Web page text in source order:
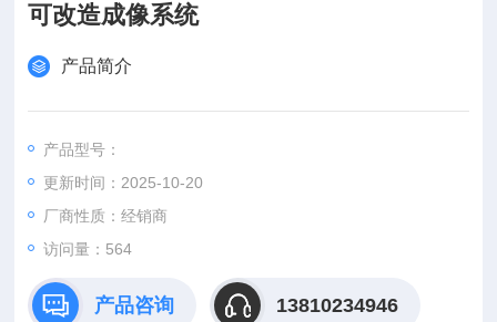
可改造成像系统
产品简介
产品型号：
更新时间：2025-10-20
厂商性质：经销商
访问量：564
产品咨询 13810234946